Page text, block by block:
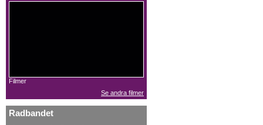
Filmer
Se andra filmer
Radbandet